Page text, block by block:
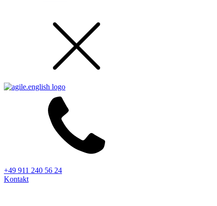
+49 911 240 56 24
Kontakt